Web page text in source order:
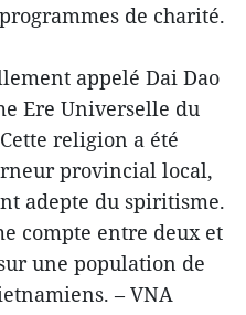
de charité.
appelé Dai Dao
Ere Universelle du
religion a été
provincial local,
adepte du spiritisme.
compte entre deux et
une population de
– VNA